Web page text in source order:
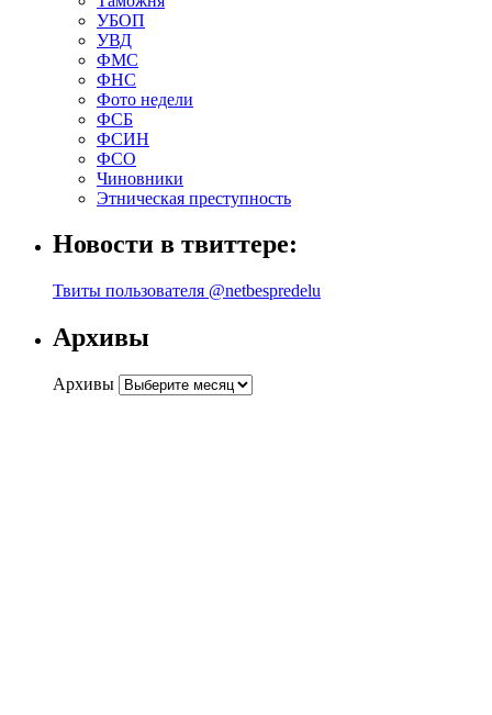
УБОП
УВД
ФМС
ФНС
Фото недели
ФСБ
ФСИН
ФСО
Чиновники
Этническая преступность
Новости в твиттере:
Твиты пользователя @netbespredelu
Архивы
Архивы